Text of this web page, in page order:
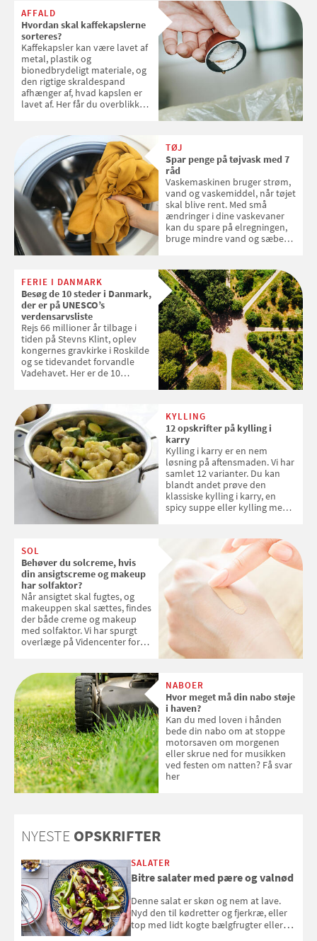
AFFALD
Hvordan skal kaffekapslerne
sorteres?
Kaffekapsler kan være lavet af
metal, plastik og
bionedbrydeligt materiale, og
den rigtige skraldespand
afhænger af, hvad kapslen er
lavet af. Her får du overblikket
TØJ
Spar penge på tøjvask med 7
råd
Vaskemaskinen bruger strøm,
vand og vaskemiddel, når tøjet
skal blive rent. Med små
ændringer i dine vaskevaner
kan du spare på elregningen,
bruge mindre vand og sæbe
enkle råd til at spare penge på
tøjvasken
FERIE I DANMARK
Besøg de 10 steder i Danmark,
der er på UNESCO’s
verdensarvsliste
Rejs 66 millioner år tilbage i
tiden på Stevns Klint, oplev
kongernes gravkirke i Roskilde
og se tidevandet forvandle
Vadehavet. Her er de 10
KYLLING
12 opskrifter på kylling i
karry
Kylling i karry er en nem
løsning på aftensmaden. Vi har
samlet 12 varianter. Du kan
blandt andet prøve den
klassiske kylling i karry, en
spicy suppe eller kylling med
SOL
Behøver du solcreme, hvis
din ansigtscreme og makeup
har solfaktor?
Når ansigtet skal fugtes, og
makeuppen skal sættes, findes
der både creme og makeup
med solfaktor. Vi har spurgt
overlæge på Videncenter for
med SPF kan erstatte
solcreme, når man bevæger
sig ud i solen
NABOER
Hvor meget må din nabo støje
i haven?
Kan du med loven i hånden
bede din nabo om at stoppe
motorsaven om morgenen
eller skrue ned for musikken
ved festen om natten? Få svar
her
NYESTE OPSKRIFTER
SALATER
Bitre salater med pære og valnød
Denne salat er skøn og nem at lave.
Nyd den til kødretter og fjerkræ, eller
top med lidt kogte bælgfrugter eller